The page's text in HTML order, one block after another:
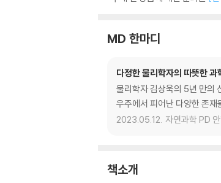
MD 한마디
다정한 물리학자의 따뜻한 과
물리학자 김상욱의 5년 만의
우주에서 피어난 다양한 존
2023.05.12. 자연과학 PD
책소개